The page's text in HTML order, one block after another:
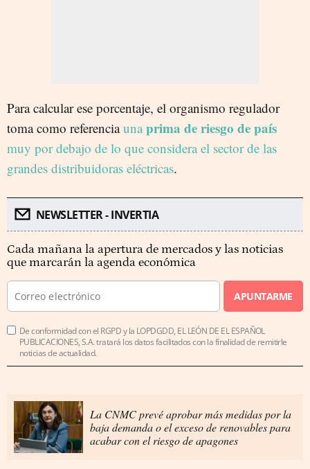
Para calcular ese porcentaje, el organismo regulador
toma como referenciaunaprima de riesgo de país
muy por debajo de lo que considera el sector de las
grandes distribuidoras eléctricas.
NEWSLETTER - INVERTIA
Cada mañana la apertura de mercados y las noticias
que marcarán la agenda económica
APUNTARME
De conformidad con el RGPD y la LOPDGDD, EL LEÓN DE EL ESPAÑOL
PUBLICACIONES, S.A. tratará los datos facilitados con la finalidad de remitirle
noticias de actualidad.
La CNMC prevé aprobar más medidas por la
baja demanda o el exceso de renovables para
acabar con el riesgo de apagones